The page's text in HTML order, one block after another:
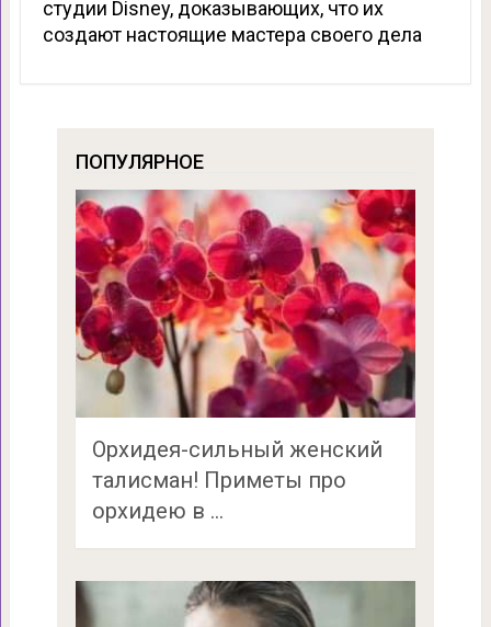
студии Disney, доказывающих, что их
создают настоящие мастера своего дела
ПОПУЛЯРНОЕ
Орхидея-сильный женский
талисман! Приметы про
орхидею в …